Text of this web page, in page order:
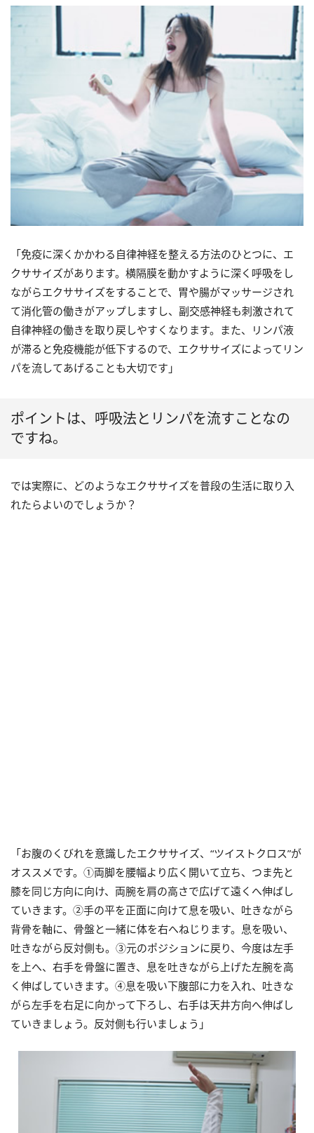
「免疫に深くかかわる自律神経を整える方法のひとつに、エ
クササイズがあります。横隔膜を動かすように深く呼吸をし
ながらエクササイズをすることで、胃や腸がマッサージされ
て消化管の働きがアップしますし、副交感神経も刺激されて
自律神経の働きを取り戻しやすくなります。また、リンパ液
が滞ると免疫機能が低下するので、エクササイズによってリン
パを流してあげることも大切です」
ポイントは、呼吸法とリンパを流すことなの
ですね。
では実際に、どのようなエクササイズを普段の生活に取り入
れたらよいのでしょうか？
「お腹のくびれを意識したエクササイズ、“ツイストクロス”が
オススメです。①両脚を腰幅より広く開いて立ち、つま先と
膝を同じ方向に向け、両腕を肩の高さで広げて遠くへ伸ばし
ていきます。②手の平を正面に向けて息を吸い、吐きながら
背骨を軸に、骨盤と一緒に体を右へねじります。息を吸い、
吐きながら反対側も。③元のポジションに戻り、今度は左手
を上へ、右手を骨盤に置き、息を吐きながら上げた左腕を高
く伸ばしていきます。④息を吸い下腹部に力を入れ、吐きな
がら左手を右足に向かって下ろし、右手は天井方向へ伸ばし
ていきましょう。反対側も行いましょう」